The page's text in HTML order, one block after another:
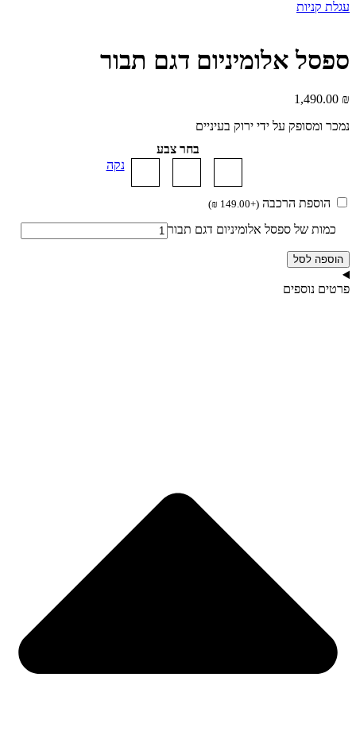
עגלת קניות
ספסל אלומיניום דגם תבור
1,490.00 ₪
נמכר ומסופק על ידי ירוק בעיניים
בחר צבע
נקה
הוספת הרכבה (
+
149.00
₪
)
כמות של ספסל אלומיניום דגם תבור
הוספה לסל
פרטים נוספים